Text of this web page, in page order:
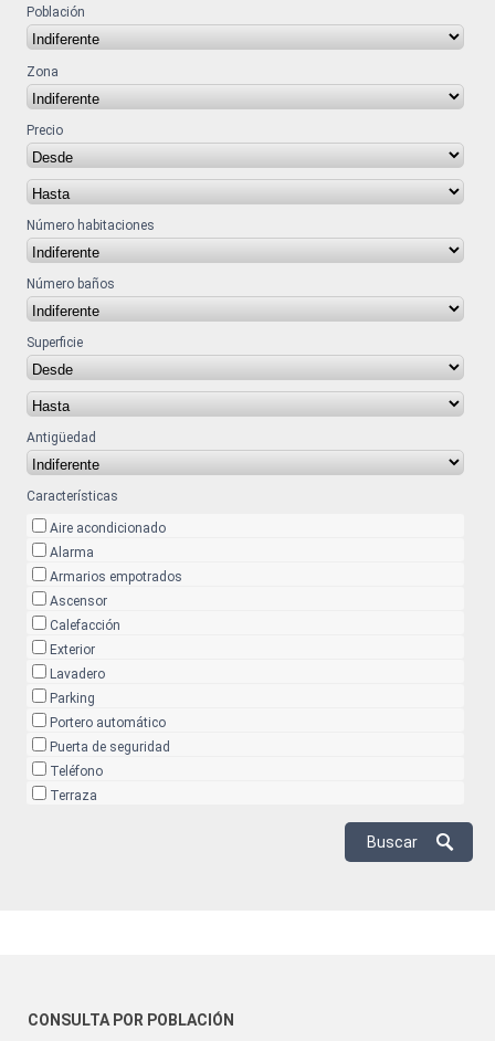
Población
Zona
Precio
Número habitaciones
Número baños
Superficie
Antigüedad
Características
Aire acondicionado
Alarma
Armarios empotrados
Ascensor
Calefacción
Exterior
Lavadero
Parking
Portero automático
Puerta de seguridad
Teléfono
Terraza
CONSULTA POR POBLACIÓN